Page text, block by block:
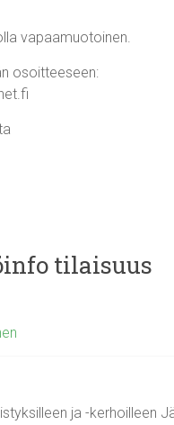
vapaamuotoinen.
osoitteeseen:
tilaisuus
ja -kerhoilleen